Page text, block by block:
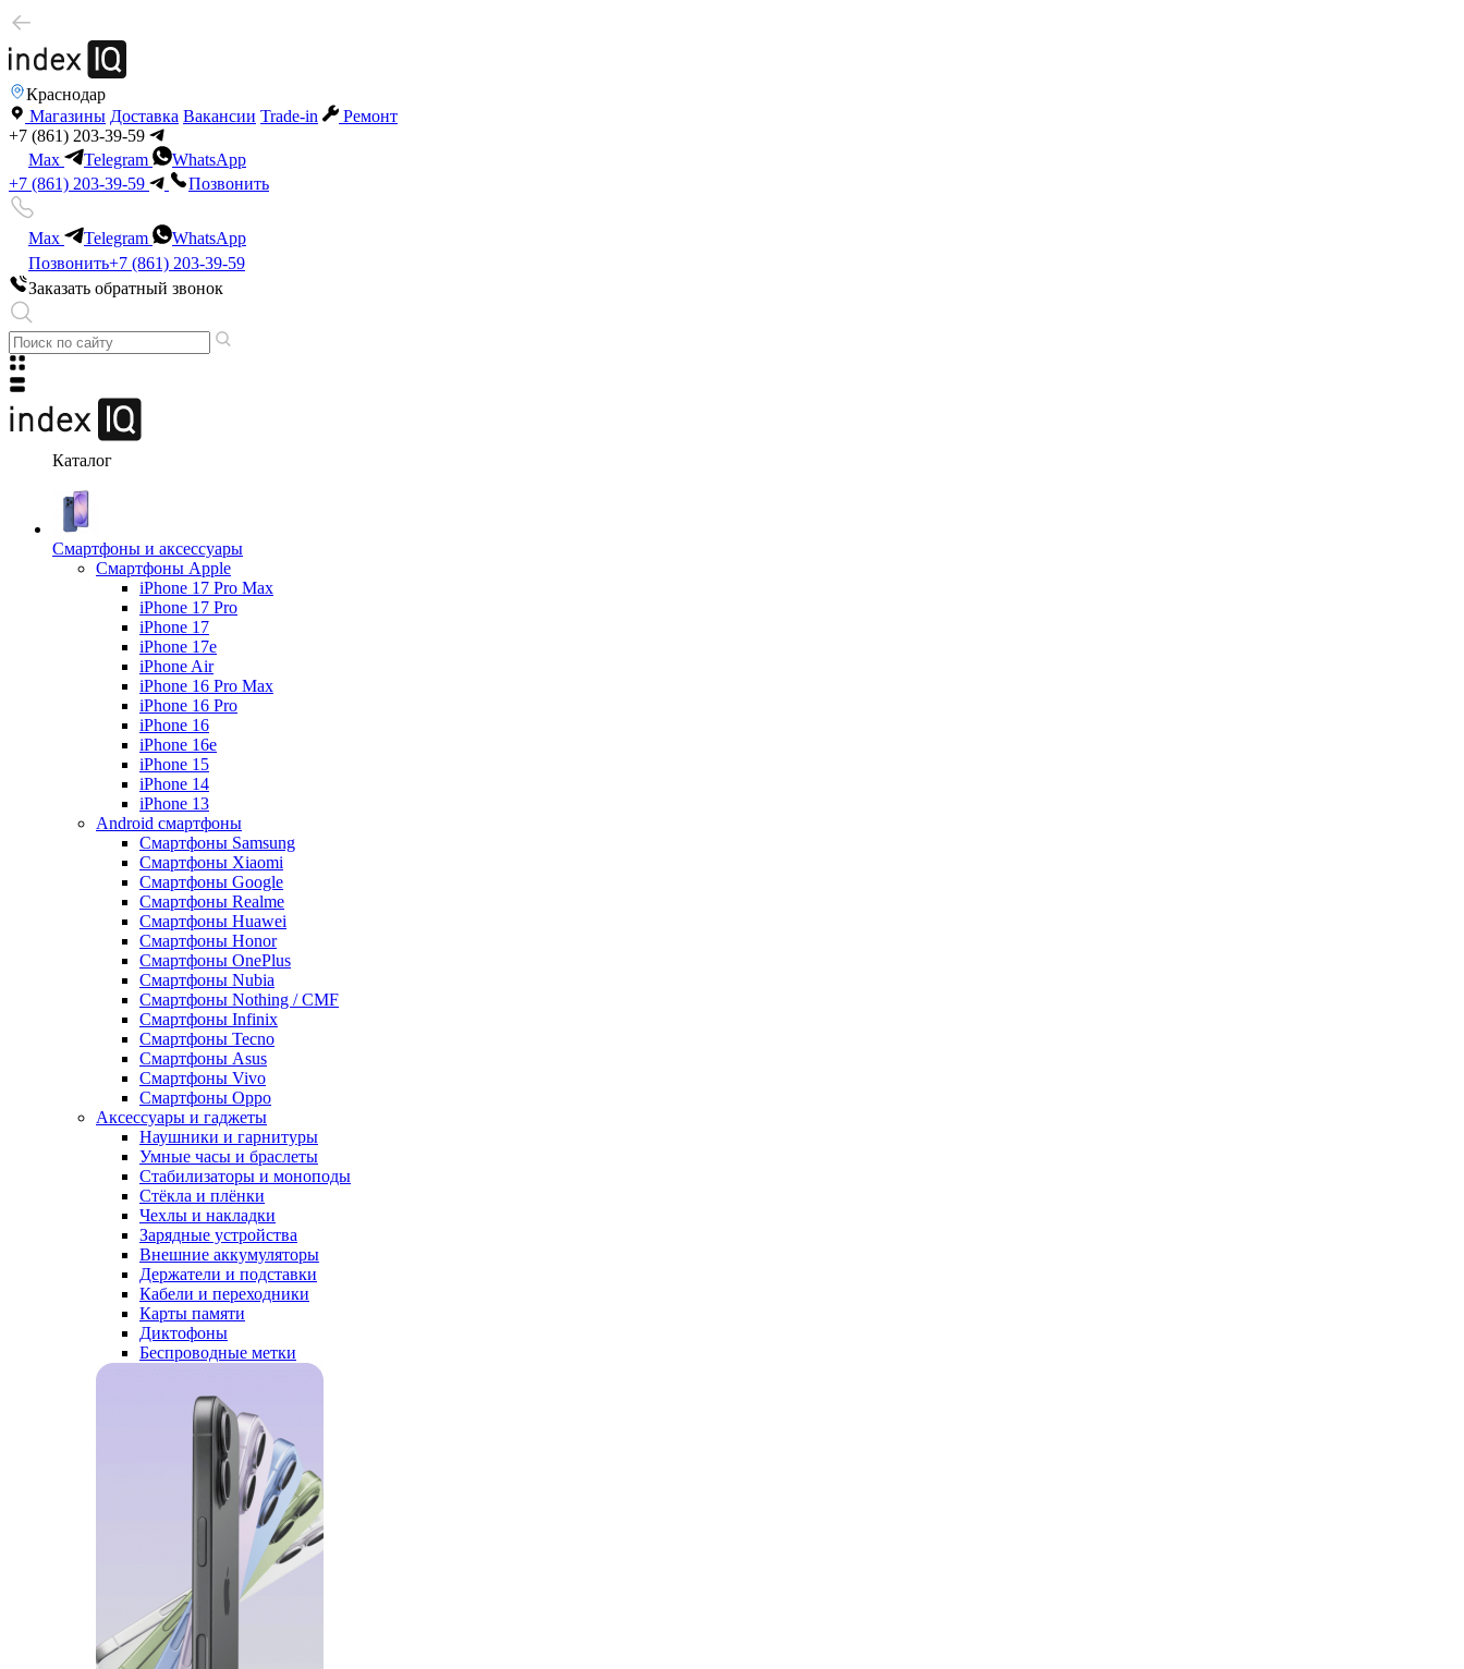
Краснодар
Магазины Доставка Вакансии Trade-in
Ремонт
+7 (861) 203-39-59
Max
Telegram
WhatsApp
+7 (861) 203-39-59
Позвонить
Max Telegram
WhatsApp
Позвонить+7 (861) 203-39-59
Заказать обратный звонок
Каталог
Смартфоны и аксессуары
Смартфоны Apple
iPhone 17 Pro Max
iPhone 17 Pro
iPhone 17
iPhone 17e
iPhone Air
iPhone 16 Pro Max
iPhone 16 Pro
iPhone 16
iPhone 16e
iPhone 15
iPhone 14
iPhone 13
Android cмартфоны
Смартфоны Samsung
Смартфоны Xiaomi
Смартфоны Google
Смартфоны Realme
Смартфоны Huawei
Смартфоны Honor
Смартфоны OnePlus
Смартфоны Nubia
Смартфоны Nothing / CMF
Смартфоны Infinix
Смартфоны Tecno
Смартфоны Asus
Смартфоны Vivo
Смартфоны Oppo
Аксессуары и гаджеты
Наушники и гарнитуры
Умные часы и браслеты
Стабилизаторы и моноподы
Стёкла и плёнки
Чехлы и накладки
Зарядные устройства
Внешние аккумуляторы
Держатели и подставки
Кабели и переходники
Карты памяти
Диктофоны
Беспроводные метки